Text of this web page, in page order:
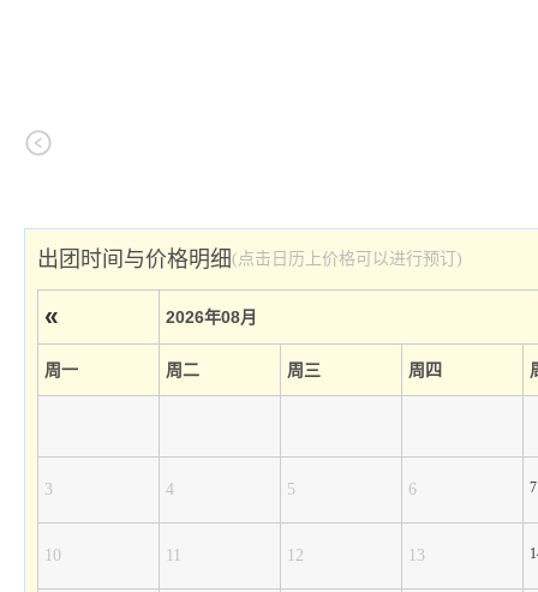
出团时间与价格明细(点击日历上价格可以进行预订)
« 2026年08月
周一 周二 周三 周四
3 4 5 6
10 11 12 13